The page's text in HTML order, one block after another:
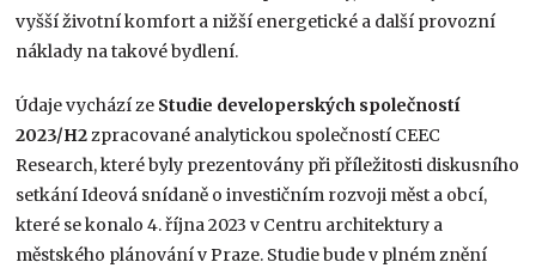
vyšší životní komfort a nižší energetické a další provozní
náklady na takové bydlení.
Údaje vychází ze Studie developerských společností
2023/H2zpracované analytickou společností CEEC
Research, které byly prezentovány při příležitosti diskusního
setkání Ideová snídaně o investičním rozvoji měst a obcí,
které se konalo 4. října 2023 v Centru architektury a
městského plánování v Praze. Studie bude v plném znění